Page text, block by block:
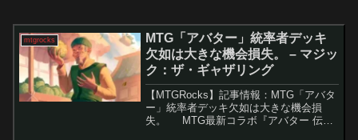
mtgrocks
MTG「アバター」統率者デッキ
欠如は大きな機会損失。 – マジッ
ク：ザ・ギャザリング
【MTGRocks】記事情報：MTG「アバタ
ー」統率者デッキ欠如は大きな機会損
失。 MTG最新コラボ『アバター 伝説